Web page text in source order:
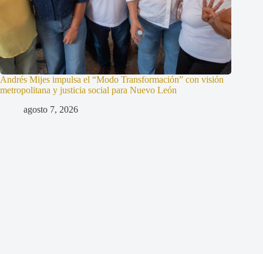
Andrés Mijes impulsa el “Modo Transformación” con visión
metropolitana y justicia social para Nuevo León
agosto 7, 2026